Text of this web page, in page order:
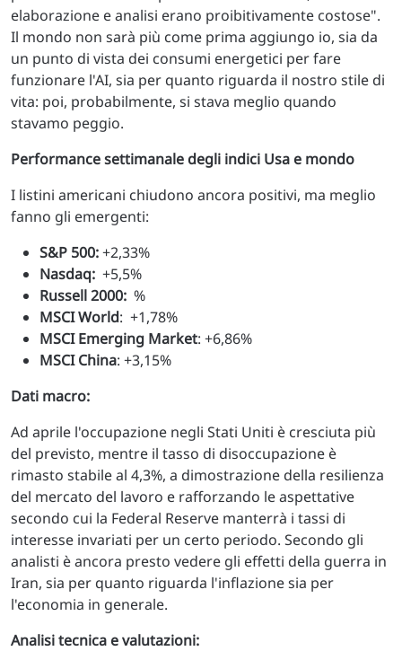
elaborazione e analisi erano proibitivamente costose".
Il mondo non sarà più come prima aggiungo io, sia da
un punto di vista dei consumi energetici per fare
funzionare l'AI, sia per quanto riguarda il nostro stile di
vita: poi, probabilmente, si stava meglio quando
stavamo peggio.
Performance settimanale degli indici Usa e mondo
I listini americani chiudono ancora positivi, ma meglio
fanno gli emergenti:
S&P 500:+2,33%
Nasdaq: +5,5%
Russell 2000: %
MSCI World: +1,78%
MSCI Emerging Market: +6,86%
MSCI China: +3,15%
Dati macro:
Ad aprile l'occupazione negli Stati Uniti è cresciuta più
del previsto, mentre il tasso di disoccupazione è
rimasto stabile al 4,3%, a dimostrazione della resilienza
del mercato del lavoro e rafforzando le aspettative
secondo cui la Federal Reserve manterrà i tassi di
interesse invariati per un certo periodo. Secondo gli
analisti è ancora presto vedere gli effetti della guerra in
Iran, sia per quanto riguarda l'inflazione sia per
l'economia in generale.
Analisi tecnica e valutazioni: